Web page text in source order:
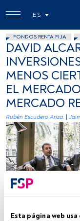
Esta página web usa
ES
FONDOS RENTA FIJA
DAVID
MENOS
EL
MERCADO
Rubén Escudero Ariza.